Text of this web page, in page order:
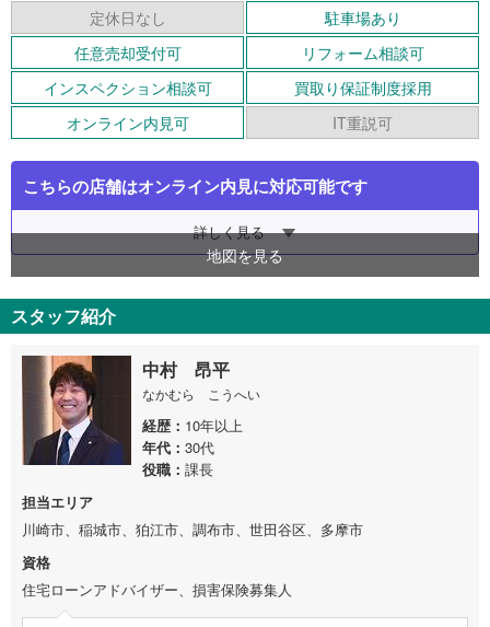
定休日なし
駐車場あり
任意売却受付可
リフォーム相談可
インスペクション相談可
買取り保証制度採用
オンライン内見可
IT重説可
こちらの店舗はオンライン内見に対応可能です
詳しく見る
地図を見る
スタッフ紹介
中村 昂平
なかむら こうへい
経歴
10年以上
年代
30代
役職
課長
担当エリア
川崎市、稲城市、狛江市、調布市、世田谷区、多摩市
資格
住宅ローンアドバイザー、損害保険募集人